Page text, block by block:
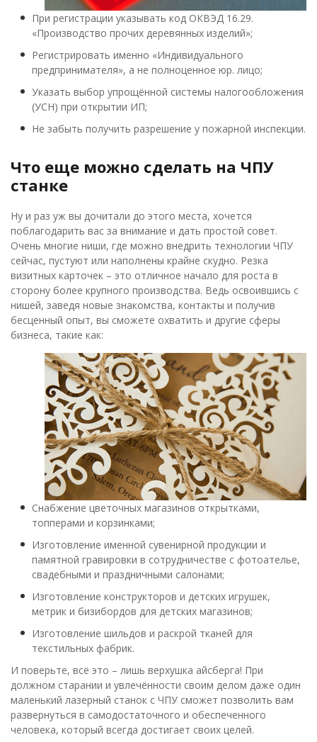
При регистрации указывать код ОКВЭД 16.29.
«Производство прочих деревянных изделий»;
Регистрировать именно «Индивидуального
предпринимателя», а не полноценное юр. лицо;
Указать выбор упрощённой системы налогообложения
(УСН) при открытии ИП;
Не забыть получить разрешение у пожарной инспекции.
Что еще можно сделать на ЧПУ
станке
Ну и раз уж вы дочитали до этого места, хочется
поблагодарить вас за внимание и дать простой совет.
Очень многие ниши, где можно внедрить технологии ЧПУ
сейчас, пустуют или наполнены крайне скудно. Резка
визитных карточек – это отличное начало для роста в
сторону более крупного производства. Ведь освоившись с
нишей, заведя новые знакомства, контакты и получив
бесценный опыт, вы сможете охватить и другие сферы
бизнеса, такие как:
Снабжение цветочных магазинов открытками,
топперами и корзинками;
Изготовление именной сувенирной продукции и
памятной гравировки в сотрудничестве с фотоателье,
свадебными и праздничными салонами;
Изготовление конструкторов и детских игрушек,
метрик и бизибордов для детских магазинов;
Изготовление шильдов и раскрой тканей для
текстильных фабрик.
И поверьте, всё это – лишь верхушка айсберга! При
должном старании и увлечённости своим делом даже один
маленький лазерный станок с ЧПУ сможет позволить вам
развернуться в самодостаточного и обеспеченного
человека, который всегда достигает своих целей.